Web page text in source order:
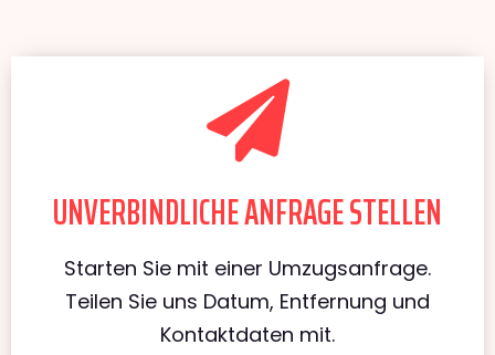
UNVERBINDLICHE ANFRAGE STELLEN
Starten Sie mit einer Umzugsanfrage.
Teilen Sie uns Datum, Entfernung und
Kontaktdaten mit.